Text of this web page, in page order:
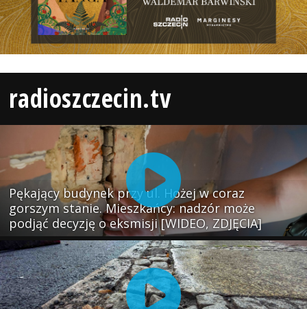
radioszczecin.tv
Pękający budynek przy ul. Hożej w coraz
gorszym stanie. Mieszkańcy: nadzór może
podjąć decyzję o eksmisji [WIDEO, ZDJĘCIA]